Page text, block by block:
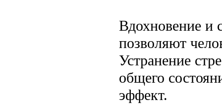
Вдохновение и
позволяют
Устранение
общего
эффект.